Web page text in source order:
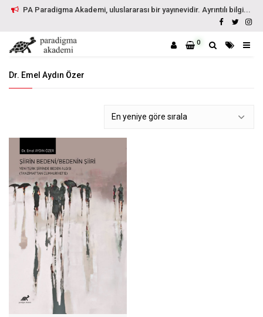
PA Paradigma Akademi, uluslararası bir yayınevidir. Ayrıntılı bilgi...
0
Dr. Emel Aydın Özer